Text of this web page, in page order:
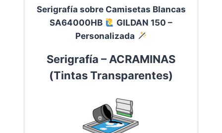
Serigrafía sobre Camisetas Blancas
SA64000HB
GILDAN 150 –
Personalizada
Serigrafía – ACRAMINAS
(Tintas Transparentes)